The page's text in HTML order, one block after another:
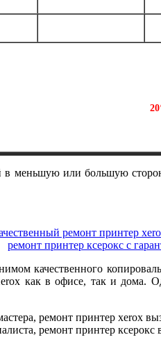
в меньшую или большую
качественного
как в офисе, так и дома.